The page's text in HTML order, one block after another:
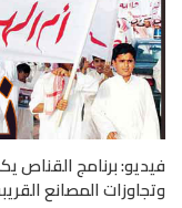
فيديو: برنامج القناص
وتجاوزات المصانع